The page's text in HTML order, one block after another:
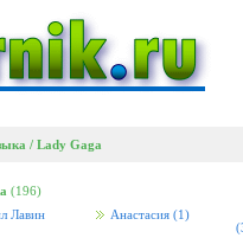
/ Lady Gaga
(196)
Лавин
Анастасия (1)